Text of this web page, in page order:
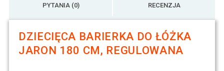
PYTANIA (0) RECENZJA
DZIECIĘCA BARIERKA DO ŁÓŻKA
JARON 180 CM, REGULOWANA